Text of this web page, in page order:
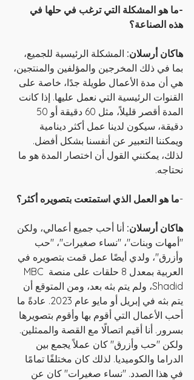
-ما هو المشكلة التي ترغب في حلها في
هذه الصناعة؟
هاكان أرسلان: المشكلة الرئيسية للجميع،
بما في ذلك المخرجين والمؤلفين والمنتجين،
هي أن مدة الأعمال طويلة جدًا، خاصة على
القنوات الرئيسية التي نعمل عليها. إذا كانت
دقيقة، سيكون لدينا عمل أكثر دينامية
ويمكننا التعبير عن أنفسنا بشكل أفضل.
لذلك، يمكنني القول أن اختصار المدة هو ما
نحتاجه.
-ما هو العمل الذي استمتعت بتصويره أكثر؟
هاكان أرسلان: أنا أحب جميع أعمالي، ولكن
"أمهات وبنات"، "نساء صغيرات"، "حب
وأزرق"، ولدي أيضًا عمل قمت بتصويره في
العربية بمعدل 8 حلقات على منصة MBC
Shadid، ولم يتم بثه بعد، ومن المتوقع أن
يتم بثه في إبريل أو مايو عام 2023. عادةً ما
أحب الأعمال التي أقوم بها وأقوم بتصويرها
بسرور. أنا أقيم اتصالًا مع القصة والممثلين.
ولكن "حب وأزرق" كان عملاً يجمع بين
الدراما والكوميديا. لذلك كان مختلفًا تمامًا
في هذا الصدد. "نساء صغيرات" كان عن